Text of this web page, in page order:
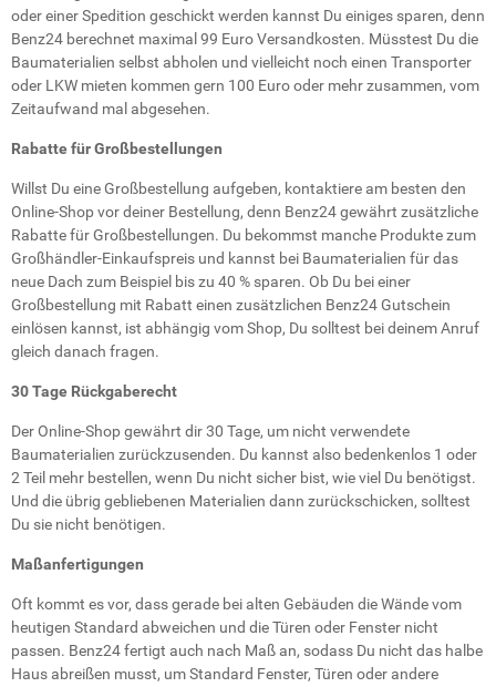
oder einer Spedition geschickt werden kannst Du einiges sparen, denn
Benz24 berechnet maximal 99 Euro Versandkosten. Müsstest Du die
Baumaterialien selbst abholen und vielleicht noch einen Transporter
oder LKW mieten kommen gern 100 Euro oder mehr zusammen, vom
Zeitaufwand mal abgesehen.
Rabatte für Großbestellungen
Willst Du eine Großbestellung aufgeben, kontaktiere am besten den
Online-Shop vor deiner Bestellung, denn Benz24 gewährt zusätzliche
Rabatte für Großbestellungen. Du bekommst manche Produkte zum
Großhändler-Einkaufspreis und kannst bei Baumaterialien für das
neue Dach zum Beispiel bis zu 40 % sparen. Ob Du bei einer
Großbestellung mit Rabatt einen zusätzlichen Benz24 Gutschein
einlösen kannst, ist abhängig vom Shop, Du solltest bei deinem Anruf
gleich danach fragen.
30 Tage Rückgaberecht
Der Online-Shop gewährt dir 30 Tage, um nicht verwendete
Baumaterialien zurückzusenden. Du kannst also bedenkenlos 1 oder
2 Teil mehr bestellen, wenn Du nicht sicher bist, wie viel Du benötigst.
Und die übrig gebliebenen Materialien dann zurückschicken, solltest
Du sie nicht benötigen.
Maßanfertigungen
Oft kommt es vor, dass gerade bei alten Gebäuden die Wände vom
heutigen Standard abweichen und die Türen oder Fenster nicht
passen. Benz24 fertigt auch nach Maß an, sodass Du nicht das halbe
Haus abreißen musst, um Standard Fenster, Türen oder andere